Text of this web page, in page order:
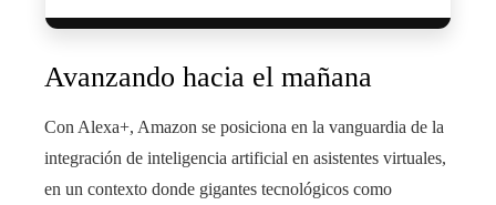
Avanzando hacia el mañana
Con Alexa+, Amazon se posiciona en la vanguardia de la
integración de inteligencia artificial en asistentes virtuales,
en un contexto donde gigantes tecnológicos como